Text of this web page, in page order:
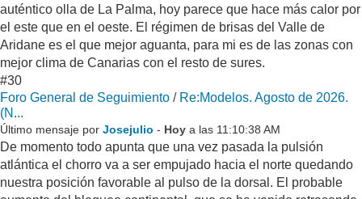
auténtico olla de La Palma, hoy parece que hace más calor por
el este que en el oeste. El régimen de brisas del Valle de
Aridane es el que mejor aguanta, para mi es de las zonas con
mejor clima de Canarias con el resto de sures.
#30
Foro General de Seguimiento / Re:Modelos. Agosto de 2026.
(N...
Último mensaje por Josejulio - Hoy a las 11:10:38 AM
De momento todo apunta que una vez pasada la pulsión
atlántica el chorro va a ser empujado hacia el norte quedando
nuestra posición favorable al pulso de la dorsal. El probable